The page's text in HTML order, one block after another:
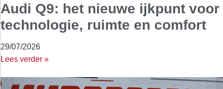
Audi Q9: het nieuwe ijkpunt voor
technologie, ruimte en comfort
29/07/2026
Lees verder »